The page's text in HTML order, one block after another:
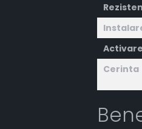
Activare
Cerinta